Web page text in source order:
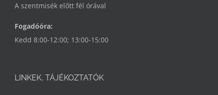
A szentmisék előtt fél órával
Fogadóóra:
Kedd 8:00-12:00; 13:00-15:00
LINKEK, TÁJÉKOZTATÓK